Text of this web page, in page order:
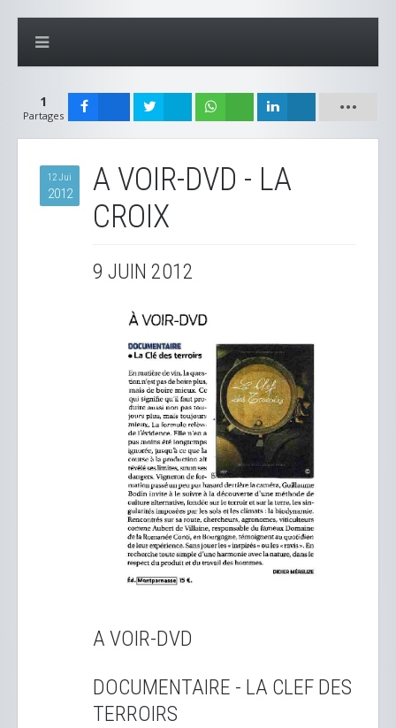
1
Partages
12 Jui
2012
A VOIR-DVD - LA
CROIX
9 JUIN 2012
A VOIR-DVD
DOCUMENTAIRE - LA CLEF DES
TERROIRS